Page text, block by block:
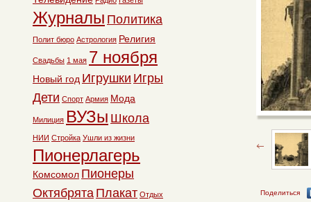
Поделиться
Журналы Политика
Полит бюро Астрология Религия
Свадьбы 1 мая 7 ноября
Новый год Игрушки Игры
Дети Спорт Армия Мода
Милиция ВУЗы Школа
НИИ Стройка Ушли из жизни
Пионерлагерь
Комсомол Пионеры
Октябрята Плакат Отдых